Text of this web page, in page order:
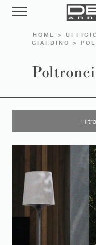
HOME >
GIARDINO
>